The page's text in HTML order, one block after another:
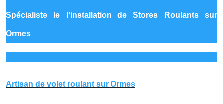
Spécialiste le l'installation de Stores Roulants sur
Ormes
Artisan de volet roulant sur Ormes